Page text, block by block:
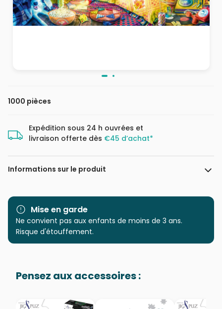
1000 pièces
Expédition sous 24 h ouvrées et
livraison offerte dès €45 d’achat*
Informations sur le produit
Marque Schmidt Spiele
Catégorie Puzzles - Déco et Objets
Age
Puzzle pour Adultes (500 à
Provenance Puzzles fabriqués en France
EAN 4001504597429
Mise en garde
Ne convient pas aux enfants de moins de 3 ans.
Risque d'étouffement.
Pensez aux accessoires :